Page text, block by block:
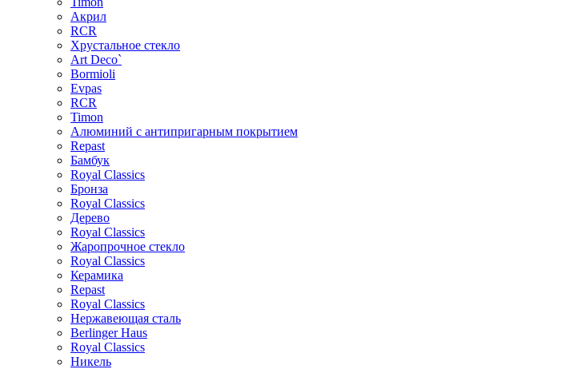
Акрил
RCR
Хрустальное стекло
Art Deco`
Bormioli
Evpas
RCR
Timon
Алюминий с антипригарным покрытием
Repast
Бамбук
Royal Classics
Бронза
Royal Classics
Дерево
Royal Classics
Жаропрочное стекло
Royal Classics
Керамика
Repast
Royal Classics
Нержавеющая сталь
Berlinger Haus
Royal Classics
Никель